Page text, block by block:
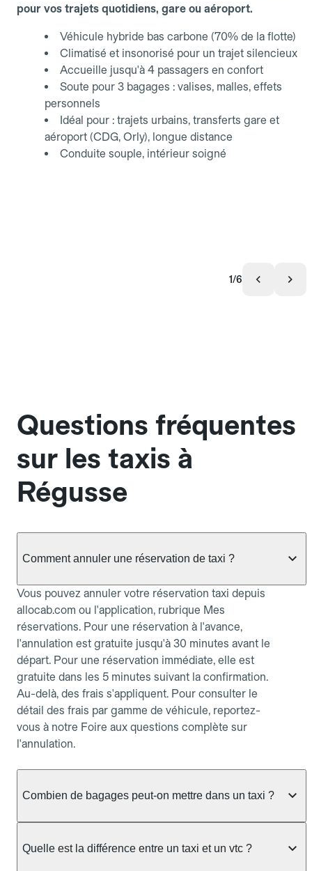
pour vos trajets quotidiens, gare ou aéroport.
Véhicule hybride bas carbone (70% de la flotte)
Climatisé et insonorisé pour un trajet silencieux
Accueille jusqu'à 4 passagers en confort
Soute pour 3 bagages : valises, malles, effets
personnels
Idéal pour : trajets urbains, transferts gare et
aéroport (CDG, Orly), longue distance
Conduite souple, intérieur soigné
1/6
Questions fréquentes
sur les taxis à
Régusse
Comment annuler une réservation de taxi ?
Vous pouvez annuler votre réservation taxi depuis
allocab.com ou l'application, rubrique Mes
réservations. Pour une réservation à l'avance,
l'annulation est gratuite jusqu'à 30 minutes avant le
départ. Pour une réservation immédiate, elle est
gratuite dans les 5 minutes suivant la confirmation.
Au-delà, des frais s'appliquent. Pour consulter le
détail des frais par gamme de véhicule, reportez-
vous à notre Foire aux questions complète sur
l'annulation.
Combien de bagages peut-on mettre dans un taxi ?
taxi berline accueille en général jusqu'à 3 bagages
Quelle est la différence entre un taxi et un vtc ?